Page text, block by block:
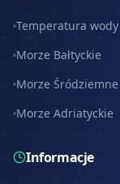
Temperatura wody
Morze Bałtyckie
Morze Śródziemne
Morze Adriatyckie
Informacje